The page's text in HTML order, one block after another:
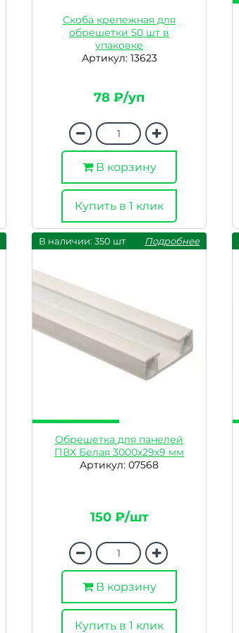
Скоба крепежная для
обрешетки 50 шт в
упаковке
Артикул: 13623
78 ₽/уп
В корзину
Купить в 1 клик
В наличии: 350 шт Подробнее
Обрешетка для панелей
ПВХ Белая 3000х29х9 мм
Артикул: 07568
150 ₽/шт
В корзину
Купить в 1 клик